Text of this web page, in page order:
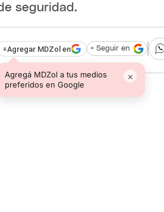
seguridad.
+Agregar MDZol en
Agregá MDZol a tus medios
preferidos en Google
×
+ Seguir en